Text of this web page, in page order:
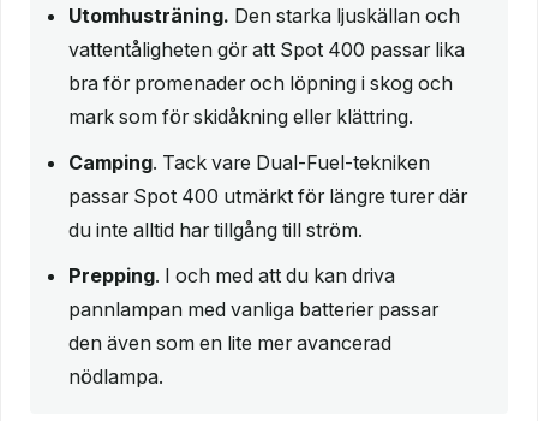
Utomhusträning. Den starka ljuskällan och
vattentåligheten gör att Spot 400 passar lika
bra för promenader och löpning i skog och
mark som för skidåkning eller klättring.
Camping. Tack vare Dual-Fuel-tekniken
passar Spot 400 utmärkt för längre turer där
du inte alltid har tillgång till ström.
Prepping. I och med att du kan driva
pannlampan med vanliga batterier passar
den även som en lite mer avancerad
nödlampa.